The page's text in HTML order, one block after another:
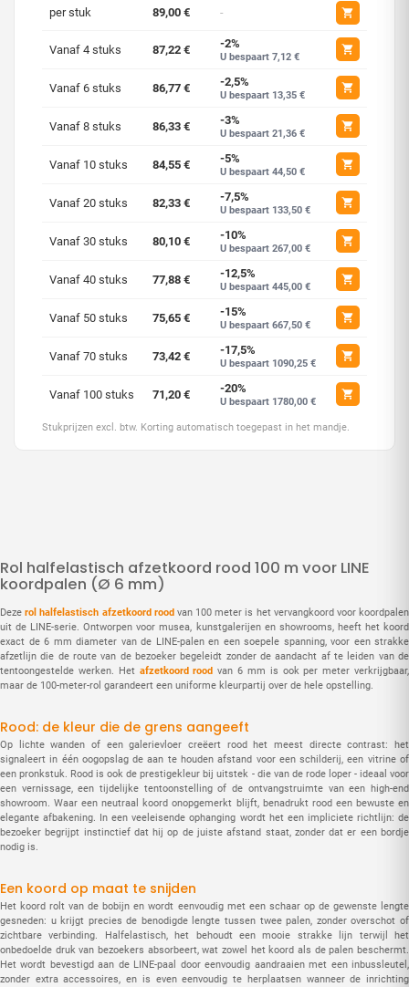
Rol halfelastisch afzetkoord rood 100 m voor LINE
koordpalen (Ø 6 mm)
Dezerol halfelastisch afzetkoord roodvan 100 meter is het vervangkoord voor koordpalen
uit de LINE-serie. Ontworpen voor musea, kunstgalerijen en showrooms, heeft het koord
exact de 6 mm diameter van de LINE-palen en een soepele spanning, voor een strakke
afzetlijn die de route van de bezoeker begeleidt zonder de aandacht af te leiden van de
tentoongestelde werken. Het afzetkoord rood van 6 mm is ook per meter verkrijgbaar,
maar de 100-meter-rol garandeert een uniforme kleurpartij over de hele opstelling.
Rood: de kleur die de grens aangeeft
Op lichte wanden of een galerievloer creëert rood het meest directe contrast: het
signaleert in één oogopslag de aan te houden afstand voor een schilderij, een vitrine of
een pronkstuk. Rood is ook de prestigekleur bij uitstek - die van de rode loper - ideaal voor
een vernissage, een tijdelijke tentoonstelling of de ontvangstruimte van een high-end
showroom. Waar een neutraal koord onopgemerkt blijft, benadrukt rood een bewuste en
elegante afbakening. In een veeleisende ophanging wordt het een impliciete richtlijn: de
bezoeker begrijpt instinctief dat hij op de juiste afstand staat, zonder dat er een bordje
nodig is.
Een koord op maat te snijden
Het koord rolt van de bobijn en wordt eenvoudig met een schaar op de gewenste lengte
gesneden: u krijgt precies de benodigde lengte tussen twee palen, zonder overschot of
zichtbare verbinding. Halfelastisch, het behoudt een mooie strakke lijn terwijl het
onbedoelde druk van bezoekers absorbeert, wat zowel het koord als de palen beschermt.
Het wordt bevestigd aan de LINE-paal door eenvoudig aandraaien met een inbussleutel,
zonder extra accessoires, en is even eenvoudig te herplaatsen wanneer de inrichting
per stuk 89,00 € -
Vanaf 4 stuks 87,22 € -2%
U bespaart 7,12 €
Vanaf 6 stuks 86,77 € -2,5%
U bespaart 13,35 €
Vanaf 8 stuks 86,33 € -3%
U bespaart 21,36 €
Vanaf 10 stuks 84,55 € -5%
U bespaart 44,50 €
Vanaf 20 stuks 82,33 € -7,5%
U bespaart 133,50 €
Vanaf 30 stuks 80,10 € -10%
U bespaart 267,00 €
Vanaf 40 stuks 77,88 € -12,5%
U bespaart 445,00 €
Vanaf 50 stuks 75,65 € -15%
U bespaart 667,50 €
Vanaf 70 stuks 73,42 € -17,5%
U bespaart 1090,25 €
Vanaf 100 stuks 71,20 € -20%
U bespaart 1780,00 €
Stukprijzen excl. btw. Korting automatisch toegepast in het mandje.